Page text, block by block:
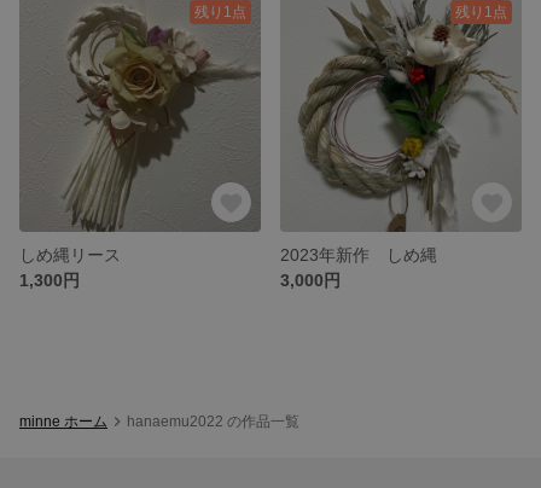
残り1点
しめ縄リース
1,300円
残り1点
2023年新作 しめ縄
3,000円
minne ホーム hanaemu2022 の作品一覧